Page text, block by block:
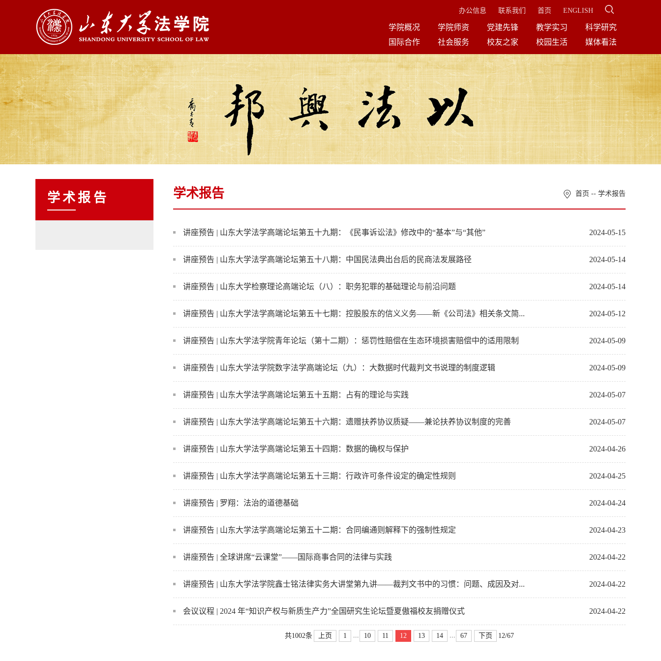
办公信息 联系我们 首页 ENGLISH
学院概况 学院师资 党建先锋 教学实习
科学研究
国际合作
社会服务 校友之家 校园生活 媒体看法
学术报告 学术报告 首页 -- 学术报告
2024-05-15
讲座预告 | 山东大学法学高端论坛第五十九期：《民事诉讼法》修改中的“基本”与“其他”
2024-05-14
讲座预告 | 山东大学法学高端论坛第五十八期：中国民法典出台后的民商法发展路径
2024-05-14
讲座预告 | 山东大学检察理论高端论坛（八）：职务犯罪的基础理论与前沿问题
2024-05-12
讲座预告 | 山东大学法学高端论坛第五十七期：控股股东的信义义务——新《公司法》相关条文简...
2024-05-09
讲座预告 | 山东大学法学院青年论坛（第十二期）：惩罚性赔偿在生态环境损害赔偿中的适用限制
2024-05-09
讲座预告 | 山东大学法学院数字法学高端论坛（九）：大数据时代裁判文书说理的制度逻辑
2024-05-07
讲座预告 | 山东大学法学高端论坛第五十五期：占有的理论与实践
2024-05-07
讲座预告 | 山东大学法学高端论坛第五十六期：遗赠扶养协议质疑——兼论扶养协议制度的完善
2024-04-26
讲座预告 | 山东大学法学高端论坛第五十四期：数据的确权与保护
2024-04-25
讲座预告 | 山东大学法学高端论坛第五十三期：行政许可条件设定的确定性规则
2024-04-24
讲座预告 | 罗翔：法治的道德基础
2024-04-23
讲座预告 | 山东大学法学高端论坛第五十二期：合同编通则解释下的强制性规定
2024-04-22
讲座预告 | 全球讲席“云课堂”——国际商事合同的法律与实践
2024-04-22
讲座预告 | 山东大学法学院鑫士铭法律实务大讲堂第九讲——裁判文书中的习惯：问题、成因及对...
2024-04-22
会议议程 | 2024 年“知识产权与新质生产力”全国研究生论坛暨夏傲福校友捐赠仪式
共1002条 上页 1 ... 10 11 12 13 14 ... 67 下页 12/67